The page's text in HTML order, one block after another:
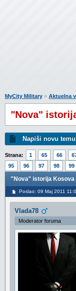
MyCity Military » Aktuelna
"Nova"
Napiši novu temu
Strana: 1 65 66
95
96 97 98 99
"Nova" istorija Kosova
Poslao: 09 Maj 2011
Vlada78
Moderator foruma